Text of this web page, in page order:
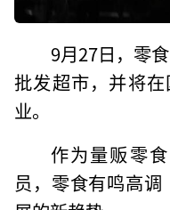
9月27日，零
批发超市，并将
业。
作为量贩零
员，零食有鸣高